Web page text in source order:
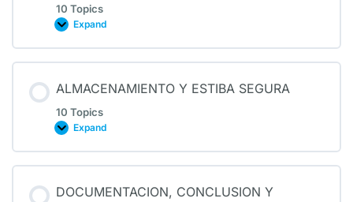
10 Topics
Expand
ALMACENAMIENTO Y ESTIBA SEGURA
10 Topics
Expand
DOCUMENTACION, CONCLUSION Y